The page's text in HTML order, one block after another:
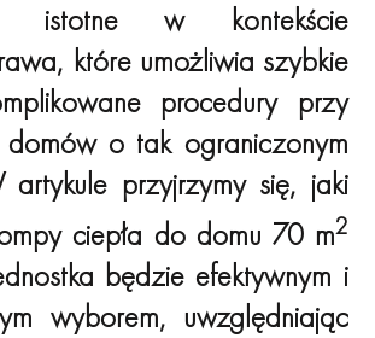
istotne w kontekście
które umożliwia szybkie
procedury przy
domów o tak ograniczonym
artykule przyjrzymy się, jaki
ciepła do domu 70 m2
będzie efektywnym i
wyborem, uwzględniając